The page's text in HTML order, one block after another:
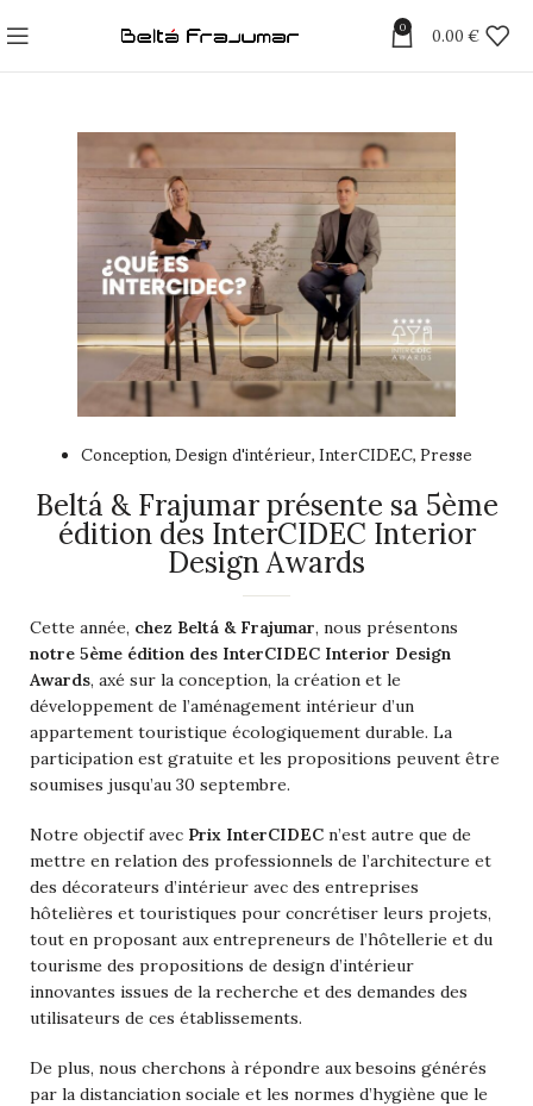
0 0.00 €
Conception, Design d'intérieur, InterCIDEC, Presse
Beltá & Frajumar présente sa 5ème
édition des InterCIDEC Interior
Design Awards
Cette année, chez Beltá & Frajumar, nous présentons
notre 5ème édition des InterCIDEC Interior Design
Awards, axé sur la conception, la création et le
développement de l’aménagement intérieur d’un
appartement touristique écologiquement durable. La
participation est gratuite et les propositions peuvent être
soumises jusqu’au 30 septembre.
Notre objectif avec Prix ​​InterCIDEC n’est autre que de
mettre en relation des professionnels de l’architecture et
des décorateurs d’intérieur avec des entreprises
hôtelières et touristiques pour concrétiser leurs projets,
tout en proposant aux entrepreneurs de l’hôtellerie et du
tourisme des propositions de design d’intérieur
innovantes issues de la recherche et des demandes des
utilisateurs de ces établissements.
De plus, nous cherchons à répondre aux besoins générés
par la distanciation sociale et les normes d’hygiène que le